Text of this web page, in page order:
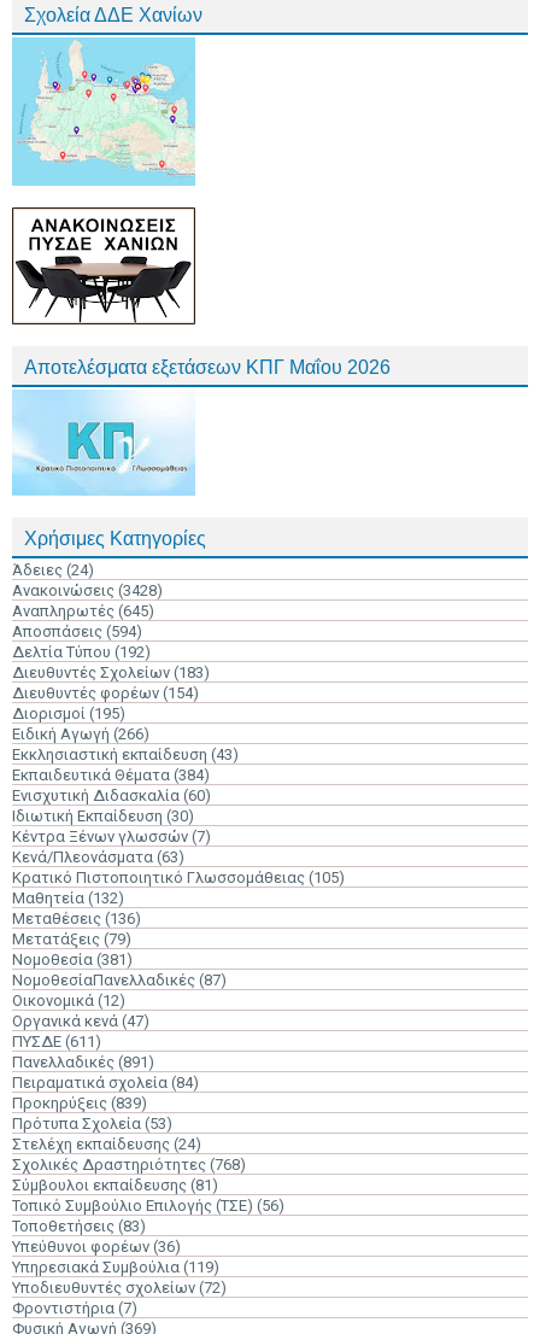
Σχολεία ΔΔΕ Χανίων
Αποτελέσματα εξετάσεων ΚΠΓ Μαΐου 2026
Χρήσιμες Κατηγορίες
Άδειες (24)
Ανακοινώσεις (3428)
Αναπληρωτές (645)
Αποσπάσεις (594)
Δελτία Τύπου (192)
Διευθυντές Σχολείων (183)
Διευθυντές φορέων (154)
Διορισμοί (195)
Ειδική Αγωγή (266)
Εκκλησιαστική εκπαίδευση (43)
Εκπαιδευτικά Θέματα (384)
Ενισχυτική Διδασκαλία (60)
Ιδιωτική Εκπαίδευση (30)
Κέντρα Ξένων γλωσσών (7)
Κενά/Πλεονάσματα (63)
Κρατικό Πιστοποιητικό Γλωσσομάθειας (105)
Μαθητεία (132)
Μεταθέσεις (136)
Μετατάξεις (79)
Νομοθεσία (381)
ΝομοθεσίαΠανελλαδικές (87)
Οικονομικά (12)
Οργανικά κενά (47)
ΠΥΣΔΕ (611)
Πανελλαδικές (891)
Πειραματικά σχολεία (84)
Προκηρύξεις (839)
Πρότυπα Σχολεία (53)
Στελέχη εκπαίδευσης (24)
Σχολικές Δραστηριότητες (768)
Σύμβουλοι εκπαίδευσης (81)
Τοπικό Συμβούλιο Επιλογής (ΤΣΕ) (56)
Τοποθετήσεις (83)
Υπεύθυνοι φορέων (36)
Υπηρεσιακά Συμβούλια (119)
Υποδιευθυντές σχολείων (72)
Φροντιστήρια (7)
Φυσική Αγωγή (369)